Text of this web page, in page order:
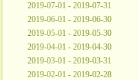
2019-07-01 - 2019-07-31
2019-06-01 - 2019-06-30
2019-05-01 - 2019-05-30
2019-04-01 - 2019-04-30
2019-03-01 - 2019-03-31
2019-02-01 - 2019-02-28